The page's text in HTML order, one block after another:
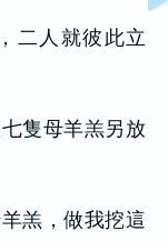
二人就彼此立
隻母羊羔另放
羔，做我挖這